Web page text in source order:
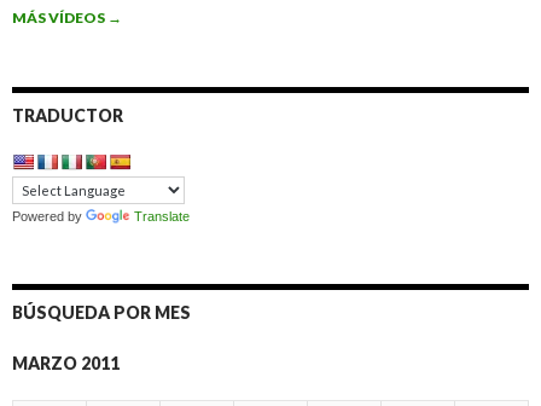
MÁS VÍDEOS →
TRADUCTOR
Powered by Translate
BÚSQUEDA POR MES
MARZO 2011